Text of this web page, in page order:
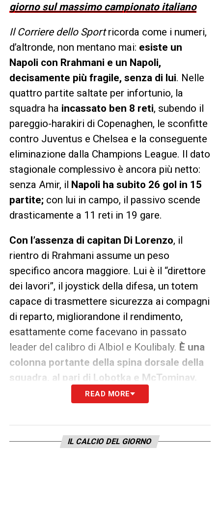
giorno sul massimo campionato italiano
Il Corriere dello Sportricorda come i numeri,
d’altronde, non mentano mai: esiste un
Napoli con Rrahmani e un Napoli,
decisamente più fragile, senza di lui. Nelle
quattro partite saltate per infortunio, la
squadra ha incassato ben 8 reti, subendo il
pareggio-harakiri di Copenaghen, le sconfitte
contro Juventus e Chelsea e la conseguente
eliminazione dalla Champions League. Il dato
stagionale complessivo è ancora più netto:
senza Amir, il Napoli ha subito 26 gol in 15
partite; con lui in campo, il passivo scende
drasticamente a 11 reti in 19 gare.
Con l’assenza di capitan Di Lorenzo, il
rientro di Rrahmani assume un peso
specifico ancora maggiore. Lui è il “direttore
dei lavori”, il joystick della difesa, un totem
capace di trasmettere sicurezza ai compagni
di reparto, migliorandone il rendimento,
esattamente come facevano in passato
leader del calibro di Albiol e Koulibaly. È una
colonna portante della spina dorsale della
squadra, al pari di Lobotka e McTominay.
A Marassi, dove un anno fa segnò un gol
Rrahmani tornerà per mettere ordine in
una fase delicata. Con l’Inter lontana,
READ MORE
IL CALCIO DEL GIORNO